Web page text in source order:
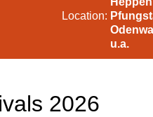
Location:
u.a.
2026